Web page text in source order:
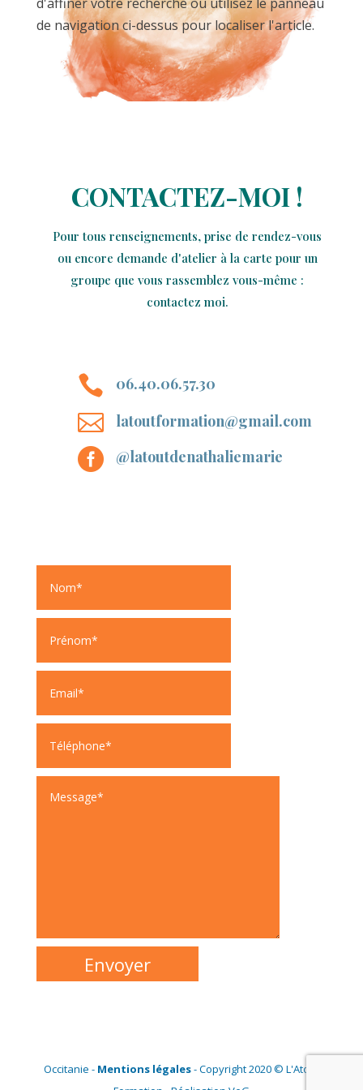
de navigation ci-dessus pour localiser l'article.
CONTACTEZ-MOI !
Pour tous renseignements, prise de rendez-vous
ou encore demande d'atelier à la carte pour un
groupe que vous rassemblez vous-même :
contactez moi.
 06.40.06.57.30
 latoutformation@gmail.com
 @latoutdenathaliemarie
Occitanie - Mentions légales- Copyright 2020 © L'Atout